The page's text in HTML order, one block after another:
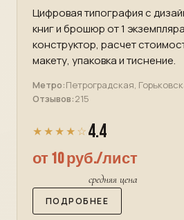
Цифровая типография с
книг и брошюр от 1
конструктор, расчет
макету, упаковка и тиснение.
Метро:Петроградская,
Отзывов:215
★★★★☆ 4.4
от 10 руб./лист
средняя цена
ПОДРОБНЕЕ